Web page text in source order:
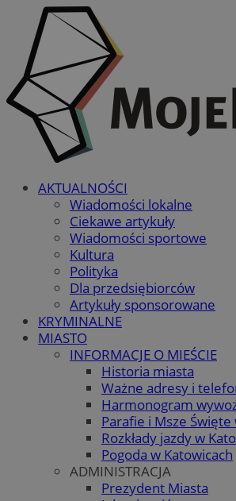
AKTUALNOŚCI
Wiadomości lokalne
Ciekawe artykuły
Wiadomości sportowe
Kultura
Polityka
Dla przedsiębiorców
Artykuły sponsorowane
KRYMINALNE
MIASTO
INFORMACJE O MIEŚCIE
Historia miasta
Ważne adresy i
Harmonogram
Parafie i Msze Święte
Rozkłady jazdy w
Pogoda w Katowicach
ADMINISTRACJA
Prezydent Miasta